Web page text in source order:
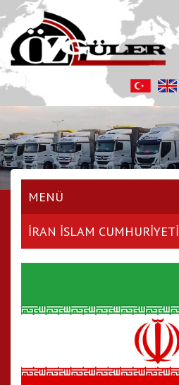
MENÜ
İRAN İSLAM CUMHURİYETİ